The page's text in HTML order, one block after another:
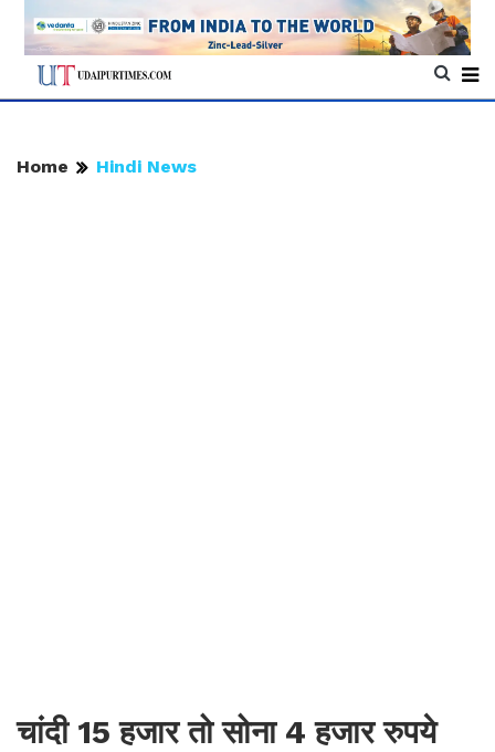
Home Hindi News
चांदी 15 हजार तो सोना 4 हजार रुपये